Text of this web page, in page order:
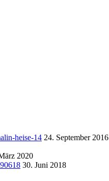
24. September 2016
2020
30. Juni 2018